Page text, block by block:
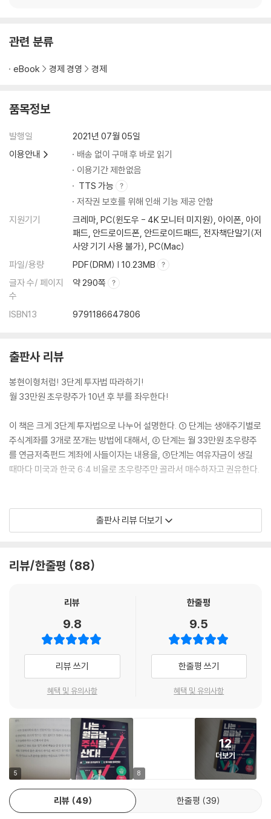
월급쟁이에게 지속 가능한 투자란? 수익률을 좇기보다 마음 편한 투자가
쉽게 찾을 수 있는 우량주 정보, 투자가 쉽다
위기는 갑자기 찾아온다! ‘주식투자는 단거리 달리기가 아니야’
주식투자, 시작이 반이다!
[TIP] 주식투자하기 전에 꼭 알아야 할 기초용어
--------------------------------------
[준비마당 Ⅱ] 봉현이형의 초우량주 투자원칙 5가지
12 형! 주식투자 공부할 시간이 없는데 어떻게 해?
일단 투자하자, 그리고 공부를 병행하자
그래서 어디에 투자해야 하는 거야?
13 초보자는 월적립식 우량주 투자부터 시작하자!
생활비 쓰고 남은 돈, 어떤 주식을 사볼까?
14 장기투자 레이스에서 팔랑귀가 되지 않으려면?
2┃통화, 시장, 산업에 분산투자를 하라
3┃불필요한 소비를 줄여 보자
미국에 60% 투자! - 초우량기업이 많기 때문!
한국에 40% 투자! - 좋은 기업을 싸게 살 수 있기 때문!
16 〈초우량주 투자원칙 2〉 국내주식은 시가총액 상위 대기업에 투자한다
국내 매출 비중이 높은 회사는 제외
17 〈초우량주 투자원칙 3〉 미국주식은 50% 이상 ETF에 투자한다
미국시장 리스크는 즉각 대응이 쉽지 않다는 것
18 〈초우량주 투자원칙 4〉 성장산업 중심으로 투자한다
20~40대 초보자라면 미래가 보이는 산업에 투자!
도대체 어떤 산업이 성장하는 산업일까?
19 〈초우량주 투자원칙 5〉 배당주와 리츠로 제2의 월급을 만들자
배당주 투자로 현금흐름 구축! 배당금 나오면 추가매수!
현금흐름 창출에 적합한 배당주는? - 미국 배당왕 기업과 리츠
배당왕과 리츠 투자도 시가총액 1위 기업을 고르자!
20 실천! 초우량주 투자 (feat. 봉현이형 적용 사례 엿보기)
중요하니까 다시 반복! - 초우량주 투자원칙 5가지
21 미국주식 vs 한국주식 리밸런싱도 심플하게!
봉현이형 리밸런싱 엿보기 - 평가총액 기준으로 비중 조정!
우리는 세상에서 가장 덜 위험한 투자를 해야 한다!
[TIP] 주식 포트폴리오 관리를 위한 더리치 앱 활용법
22 실천! 생애주기별로 주식계좌 3개로 쪼개기
연금투자, 해외투자, 국내투자 계좌 3개 만들기
관련 분류
eBook 경제 경영 경제
품목정보
발행일
2021년 07월 05일
이용안내
배송 없이 구매 후 바로 읽기
이용기간 제한없음
TTS 가능
저작권 보호를 위해 인쇄 기능 제공 안함
지원기기
크레마, PC(윈도우 - 4K 모니터 미지원), 아이폰, 아이
패드, 안드로이드폰, 안드로이드패드, 전자책단말기(저
사양 기기 사용 불가), PC(Mac)
파일/용량
PDF(DRM) | 10.23MB
글자 수/ 페이지
수
약 290쪽
ISBN13 9791186647806
출판사 리뷰
봉현이형처럼! 3단계 투자법 따라하기!
월 33만원 초우량주가 10년 후 부를 좌우한다!
이 책은 크게 3단계 투자법으로 나누어 설명한다. ① 단계는 생애주기별로
주식계좌를 3개로 쪼개는 방법에 대해서, ② 단계는 월 33만원 초우량주
를 연금저축펀드 계좌에 사들이자는 내용을, ③단계는 여유자금이 생길
때마다 미국과 한국 6:4 비율로 초우량주만 골라서 매수하자고 권유한다.
① 단계 - 주식계좌는 3개로 쪼갠다!(연금계좌/미국계좌/국내계좌)
② 단계 - 월 33만원 강제저축 투자를 시작한다!(연금계좌 연 66만원 환
율)
저자는 시가총액순으로 초우량주만 골라 투자했더니 결국 시중에서 판매
사회초년생은 종목을 고르는 수고를 할 필요 없이 연금계좌에 □ KBSTA
R미국나스닥100(30%) □ TIGER미국S&P500(30%) □ TIGER TOP
10(40%)를, 고액연봉자는 IRP 퇴직연금 계좌를 추가로 개설하여 □ TIG
ER TOP10(100%)를 포트폴리오에 담는 것을 추천한다.
중단기 목돈마련을 위한 투자로는 중개형 ISA계좌가 적합하며, 성장주, 배
초보자라면 저자가 말한 대로 증권사 계좌부터 개설하고 다시 3개로 쪼개
자. 이 책에는 각 계좌별로 투자에 적합한 종목을 제시하고 있어 바쁜 월급
쟁이들에게 유용하다.
연금으로 주식투자를 한다고? 최대 연 66만원 환급?
퇴직연금(DC/IRP), 연금저축펀드, 중개형 ISA까지 총망라!
출판사 리뷰 더보기
리뷰/한줄평 88
리뷰
9.8
리뷰 쓰기
혜택 및 유의사항
한줄평
9.5
한줄평 쓰기
혜택 및 유의사항
5 8
12
더보기
리뷰 49 한줄평 39